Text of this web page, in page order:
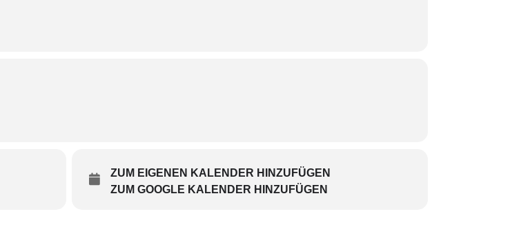
ZUM EIGENEN KALENDER HINZUFÜGEN
ZUM GOOGLE KALENDER HINZUFÜGEN